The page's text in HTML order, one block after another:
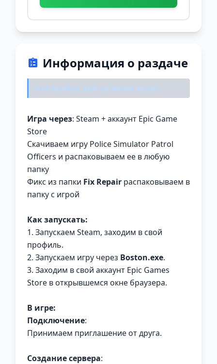
Информация о раздаче
Настройка для сетевой игры:
Игра через: Steam + аккаунт Epic Game
Store
Скачиваем игру Police Simulator Patrol
Officers и распаковываем ее в любую
папку
Фикс из папки Fix Repair распаковываем в
папку с игрой
Как запускать:
1. Запускаем Steam, заходим в свой
профиль.
2. Запускаем игру через Boston.exe.
3. Заходим в свой аккаунт Epic Games
Store в открывшемся окне браузера.
В игре:
Подключение:
Принимаем приглашение от друга.
Создание сервера: